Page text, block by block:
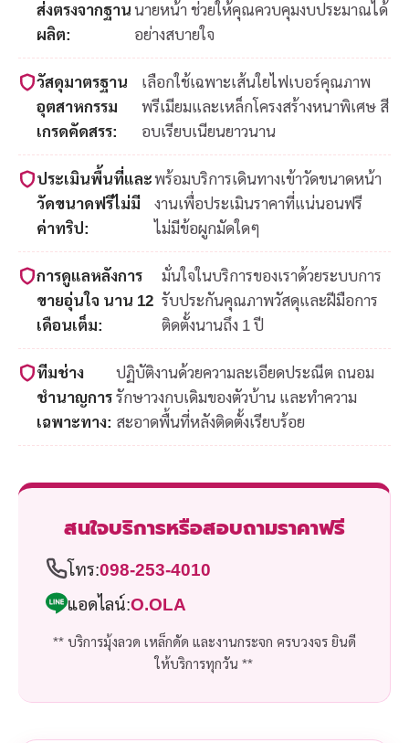
ส่งตรงจากฐาน
ผลิต:
นายหน้า ช่วยให้คุณควบคุมงบประมาณได้
อย่างสบายใจ
วัสดุมาตรฐาน
อุตสาหกรรม
เกรดคัดสรร:
เลือกใช้เฉพาะเส้นใยไฟเบอร์คุณภาพ
พรีเมียมและเหล็กโครงสร้างหนาพิเศษ สี
อบเรียบเนียนยาวนาน
ประเมินพื้นที่และ
วัดขนาดฟรีไม่มี
ค่าทริป:
พร้อมบริการเดินทางเข้าวัดขนาดหน้า
งานเพื่อประเมินราคาที่แน่นอนฟรี
ไม่มีข้อผูกมัดใดๆ
การดูแลหลังการ
ขายอุ่นใจ นาน 12
เดือนเต็ม:
มั่นใจในบริการของเราด้วยระบบการ
รับประกันคุณภาพวัสดุและฝีมือการ
ติดตั้งนานถึง 1 ปี
ทีมช่าง
ชำนาญการ
เฉพาะทาง:
ปฏิบัติงานด้วยความละเอียดประณีต ถนอม
รักษาวงกบเดิมของตัวบ้าน และทำความ
สะอาดพื้นที่หลังติดตั้งเรียบร้อย
สนใจบริการหรือสอบถามราคาฟรี
โทร:098-253-4010
แอดไลน์:O.OLA
** บริการมุ้งลวด เหล็กดัด และงานกระจก ครบวงจร ยินดี
ให้บริการทุกวัน **